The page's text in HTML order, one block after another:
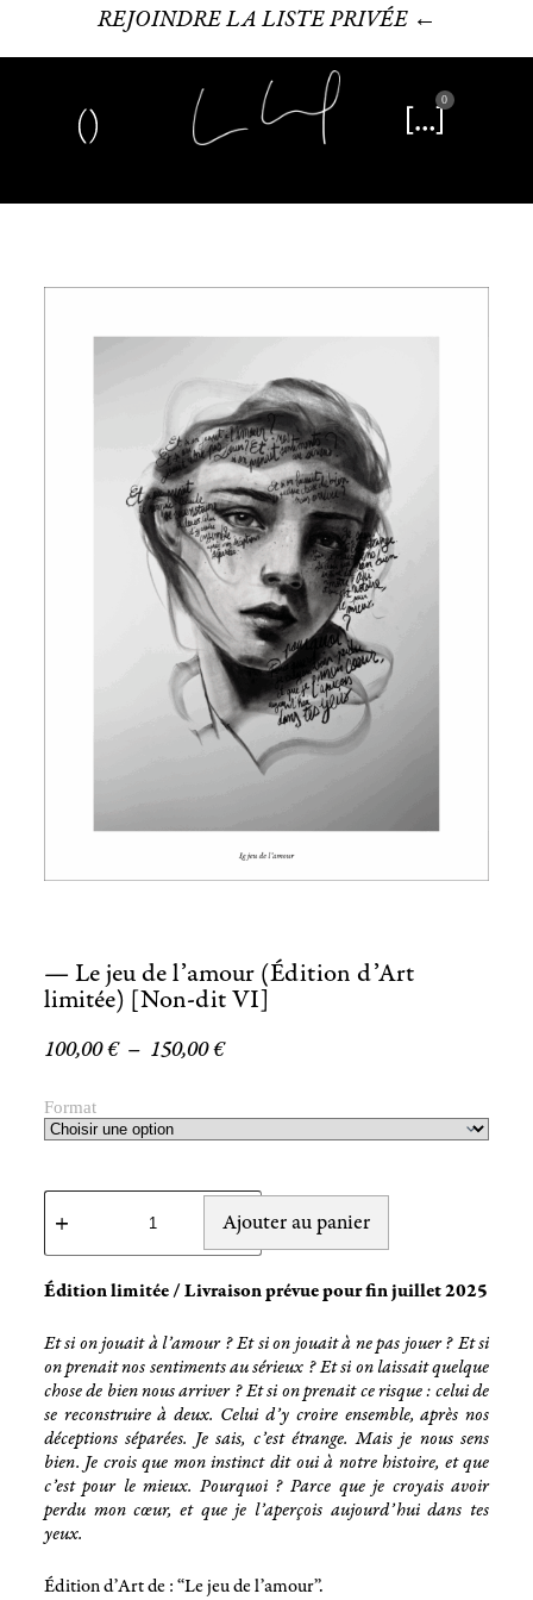
REJOINDRE LA LISTE PRIVÉE ←
0
— Le jeu de l’amour (Édition d’Art
limitée) [Non-dit VI]
100,00€ – 150,00€
Format
Ajouter au panier
Édition limitée / Livraison prévue pour fin juillet 2025
Et si on jouait à l’amour ? Et si on jouait à ne pas jouer ? Et si
on prenait nos sentiments au sérieux ? Et si on laissait quelque
chose de bien nous arriver ? Et si on prenait ce risque : celui de
se reconstruire à deux. Celui d’y croire ensemble, après nos
déceptions séparées. Je sais, c’est étrange. Mais je nous sens
bien. Je crois que mon instinct dit oui à notre histoire, et que
c’est pour le mieux. Pourquoi ? Parce que je croyais avoir
perdu mon cœur, et que je l’aperçois aujourd’hui dans tes
yeux.
Édition d’Art de : “Le jeu de l’amour”.